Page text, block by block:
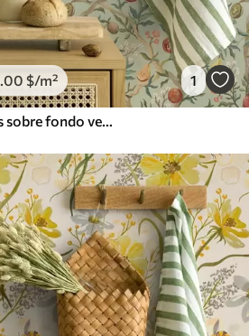
.00 $/m² 1
Granadas, peras y flores sobre fondo verde pálido